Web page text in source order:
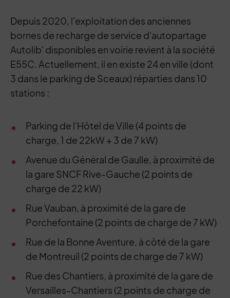
Depuis 2020, l'exploitation des anciennes
bornes de recharge de service d'autopartage
Autolib' disponibles en voirie revient à la société
E55C. Actuellement, il en existe 24 en ville (dont
3 dans le parking de Sceaux) réparties dans 10
stations :
Parking de l'Hôtel de Ville (4 points de
charge, 1 de 22kW + 3 de 7 kW)
Avenue du Général de Gaulle, à proximité de
la gare SNCF Rive-Gauche (2 points de
charge de 22 kW)
Rue Vauban, à proximité de la gare de
Porchefontaine (2 points de charge de 7 kW)
Rue de la Bonne Aventure, à côté de la gare
de Montreuil (2 points de charge de 7 kW)
Rue des Chantiers, à proximité de la gare de
Versailles-Chantiers (2 points de charge de